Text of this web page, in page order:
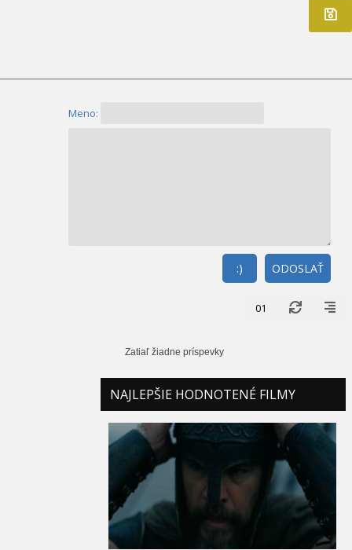
Meno:
ODOSLAŤ
:)
01
Zatiaľ žiadne príspevky
NAJLEPŠIE HODNOTENÉ FILMY